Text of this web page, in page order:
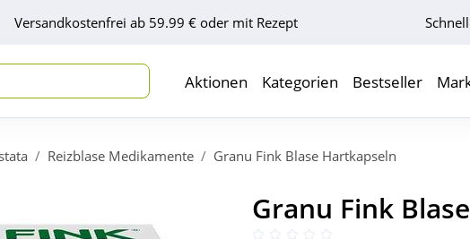
Versandkostenfrei ab 59.99 € oder mit Rezept
Aktionen Kategorien Bestseller
Reizblase Medikamente Granu Fink Blase Hartkapseln
Granu Fink